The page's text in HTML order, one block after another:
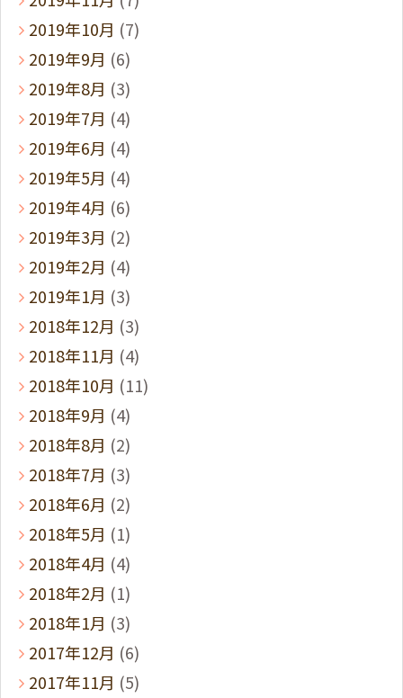
2019年10月 (7)
2019年9月 (6)
2019年8月 (3)
2019年7月 (4)
2019年6月 (4)
2019年5月 (4)
2019年4月 (6)
2019年3月 (2)
2019年2月 (4)
2019年1月 (3)
2018年12月 (3)
2018年11月 (4)
2018年10月 (11)
2018年9月 (4)
2018年8月 (2)
2018年7月 (3)
2018年6月 (2)
2018年5月 (1)
2018年4月 (4)
2018年2月 (1)
2018年1月 (3)
2017年12月 (6)
2017年11月 (5)